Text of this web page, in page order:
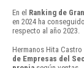
En el Ranking de
en 2024 ha
respecto al año 2023.
Hermanos Hita
de Empresas del